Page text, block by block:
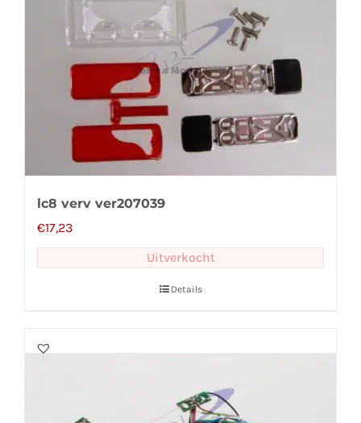
lc8 verv ver207039
€17,23
Uitverkocht
Details